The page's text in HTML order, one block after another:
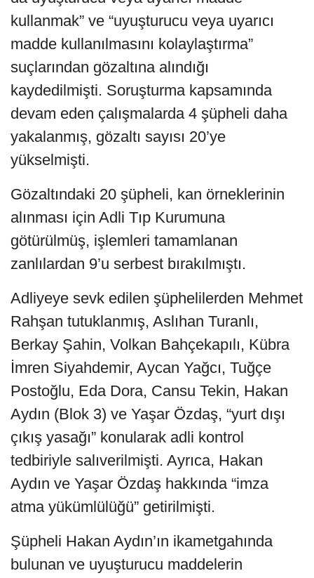
kullanmak” ve “uyuşturucu veya uyarıcı
madde kullanılmasını kolaylaştırma”
suçlarından gözaltına alındığı
kaydedilmişti. Soruşturma kapsamında
devam eden çalışmalarda 4 şüpheli daha
yakalanmış, gözaltı sayısı 20’ye
yükselmişti.
Gözaltındaki 20 şüpheli, kan örneklerinin
alınması için Adli Tıp Kurumuna
götürülmüş, işlemleri tamamlanan
zanlılardan 9’u serbest bırakılmıştı.
Adliyeye sevk edilen şüphelilerden Mehmet
Rahşan tutuklanmış, Aslıhan Turanlı,
Berkay Şahin, Volkan Bahçekapılı, Kübra
İmren Siyahdemir, Aycan Yağcı, Tuğçe
Postoğlu, Eda Dora, Cansu Tekin, Hakan
Aydın (Blok 3) ve Yaşar Özdaş, “yurt dışı
çıkış yasağı” konularak adli kontrol
tedbiriyle salıverilmişti. Ayrıca, Hakan
Aydın ve Yaşar Özdaş hakkında “imza
atma yükümlülüğü” getirilmişti.
Şüpheli Hakan Aydın’ın ikametgahında
bulunan ve uyuşturucu maddelerin